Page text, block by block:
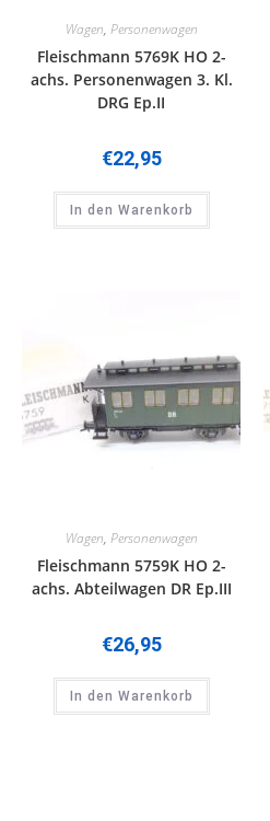
Wagen, Personenwagen
Fleischmann 5769K HO 2-
achs. Personenwagen 3. Kl.
DRG Ep.II
€22,95
In den Warenkorb
Wagen, Personenwagen
Fleischmann 5759K HO 2-
achs. Abteilwagen DR Ep.III
€26,95
In den Warenkorb